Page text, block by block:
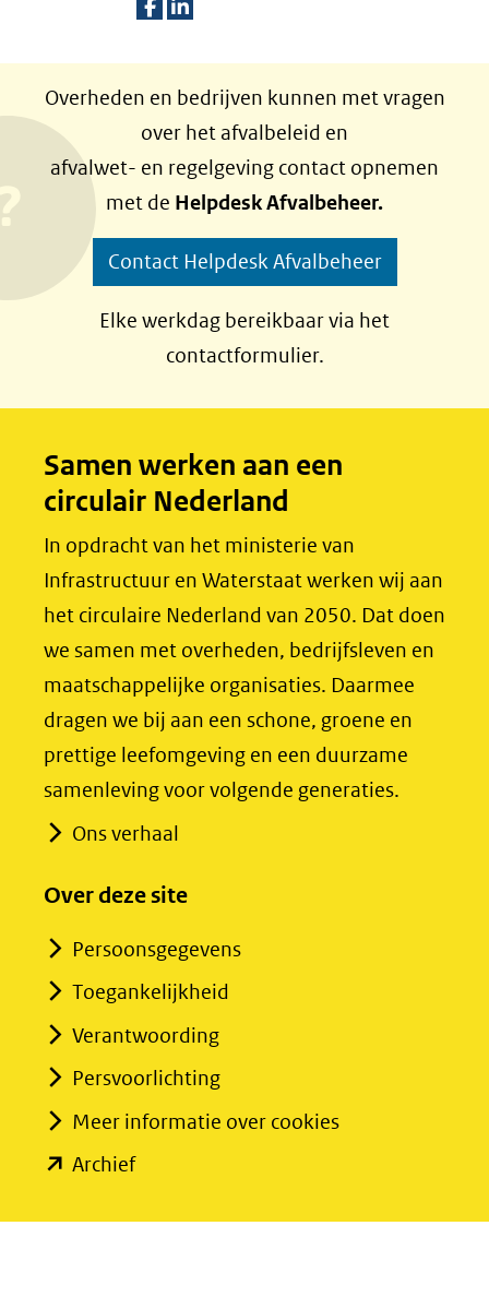
l
e
n
o
p
F
b
o
k
(opent
(verwijst
naar
een
andere
website)
l
e
n
o
p
L
e
I
n
(opent
(verwijst
naar
een
andere
website)
Overheden en bedrijven kunnen met vragen
over het afvalbeleid en
afvalwet- en regelgeving contact opnemen
met de Helpdesk Afvalbeheer.
Contact Helpdesk Afvalbeheer
Elke werkdag bereikbaar via het
contactformulier.
Samen werken aan een
circulair Nederland
In opdracht van het ministerie van
Infrastructuur en Waterstaat werken wij aan
het circulaire Nederland van 2050. Dat doen
we samen met overheden, bedrijfsleven en
maatschappelijke organisaties. Daarmee
dragen we bij aan een schone, groene en
prettige leefomgeving en een duurzame
samenleving voor volgende generaties.
Ons verhaal
Over deze site
Persoonsgegevens
Toegankelijkheid
Verantwoording
Persvoorlichting
Meer informatie over cookies
Archief(opent